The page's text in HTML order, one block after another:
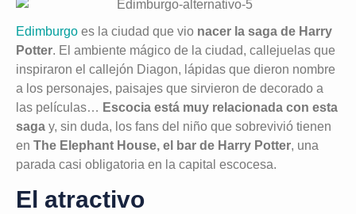
Edimburgo es la ciudad que vio nacer la saga de Harry
Potter. El ambiente mágico de la ciudad, callejuelas que
inspiraron el callejón Diagon, lápidas que dieron nombre
a los personajes, paisajes que sirvieron de decorado a
las películas… Escocia está muy relacionada con esta
saga y, sin duda, los fans del niño que sobrevivió tienen
en The Elephant House, el bar de Harry Potter, una
parada casi obligatoria en la capital escocesa.
El atractivo